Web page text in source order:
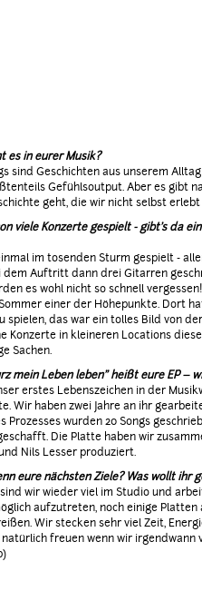
es in eurer Musik?
sind Geschichten aus unserem
Gefühlsoutput. Aber es gibt
geht, die wir nicht selbst erlebt
viele Konzerte gespielt - gibt’s da
im tosenden Sturm gespielt -
dem Auftritt dann drei Gitarren
es wohl nicht so schnell
einer der Höhepunkte. Dort
spielen, das war ein tolles Bild von
Konzerte in kleineren Locations
Sachen.
mein Leben leben" heißt eure EP –
erstes Lebenszeichen in der
Wir haben zwei Jahre an ihr
Prozesses wurden 20 Songs
Die Platte haben wir
Nils Lesser produziert.
eure nächsten Ziele? Was wollt ihr
wir wieder viel im Studio und
aufzutreten, noch einige
Wir stecken sehr viel Zeit,
freuen wenn wir irgendwann